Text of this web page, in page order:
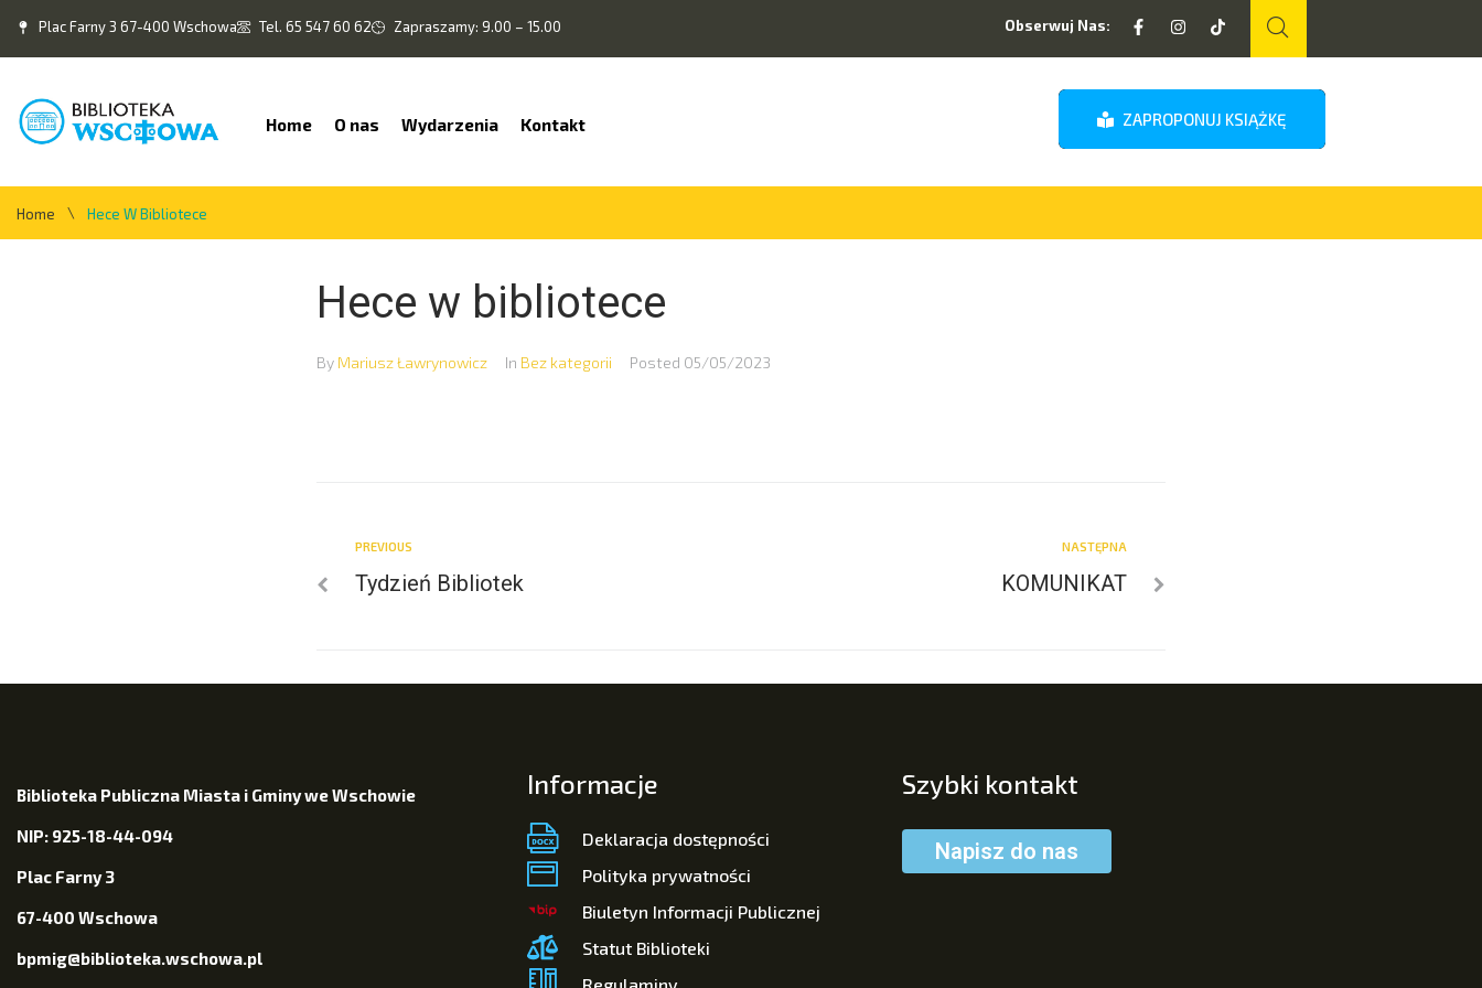
Plac Farny 3 67-400 Wschowa Tel. 65 547 60 62 Zapraszamy: 9.00 – 15.00 Obserwuj Nas:
Home O nas Wydarzenia Kontakt ZAPROPONUJ KSIĄŻKĘ
Home \ Hece W Bibliotece
Hece w bibliotece
By Mariusz Ławrynowicz In Bez kategorii Posted 05/05/2023
PREVIOUS
Tydzień Bibliotek
NASTĘPNA
KOMUNIKAT
Biblioteka Publiczna Miasta i Gminy we Wschowie
NIP: 925-18-44-094
Plac Farny 3
67-400 Wschowa
bpmig@biblioteka.wschowa.pl
Informacje
Deklaracja dostępności
Polityka prywatności
Biuletyn Informacji Publicznej
Statut Biblioteki
Szybki kontakt
Napisz do nas